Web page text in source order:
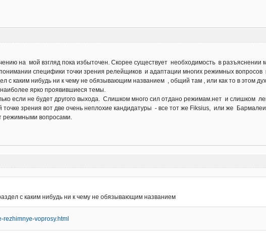
на мой взгляд пока избыточен. Скорее существует необходимость в разъяснении
специфики точки зрения релейщиков и адаптации многих режимных
с каким нибудь ни к чему не обязывающим названием , общий там , или как то в этом
ярко проявившиеся темы.
если не будет другого выхода. Слишком много сил отдано режимам.нет и слишком
точке зрения вот две очень неплохие кандидатуры - все тот же Fiksius, или же
режимными вопросами.
с каким нибудь ни к чему не обязывающим названием
rezhimnye-voprosy.html